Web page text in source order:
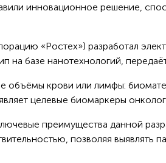
инновационное решение,
«Ростех») разработал
на базе нанотехнологий,
объёмы крови или лимфы:
целевые биомаркеры
преимущества данной
позволяя выявлять